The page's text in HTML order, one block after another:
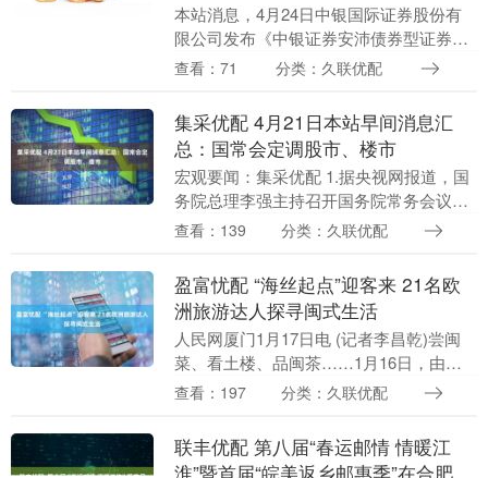
本站消息，4月24日中银国际证券股份有
限公司发布《中银证券安沛债券型证券投
资基金暂停大额申购、转换转入及定期定
策，为保护基金份....
查看：71 分类：久联优配
集采优配 4月21日本站早间消息汇
总：国常会定调股市、楼市
宏观要闻：集采优配 1.据央视网报道，国
务院总理李强主持召开国务院常务会议，
研究稳就业稳经济推动高质量发展的若干
一业一策、一....
查看：139 分类：久联优配
盈富忧配 “海丝起点”迎客来 21名欧
洲旅游达人探寻闽式生活
人民网厦门1月17日电 (记者李昌乾)尝闽
菜、看土楼、品闽茶……1月16日，由文
化和旅游部国际交流与合作局主办、福建
知美丽....
查看：197 分类：久联优配
联丰优配 第八届“春运邮情 情暖江
淮”暨首届“皖美返乡邮惠季”在合肥